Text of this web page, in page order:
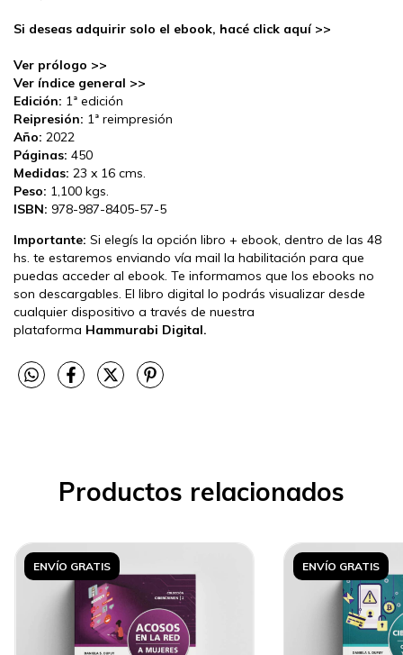
Si deseas adquirir solo el ebook, hacé click aquí >>
Ver prólogo >>
Ver índice general >>
Edición: 1ª edición
Reipresión: 1ª reimpresión
Año: 2022
Páginas: 450
Medidas: 23 x 16 cms.
Peso: 1,100 kgs.
ISBN: 978-987-8405-57-5
Importante: Si elegís la opción libro + ebook, dentro de las 48
hs. te estaremos enviando vía mail la habilitación para que
puedas acceder al ebook. Te informamos que los ebooks no
son descargables. El libro digital lo podrás visualizar desde
cualquier dispositivo a través de nuestra
plataforma Hammurabi Digital.
Productos relacionados
ENVÍO GRATIS ENVÍO GRATIS